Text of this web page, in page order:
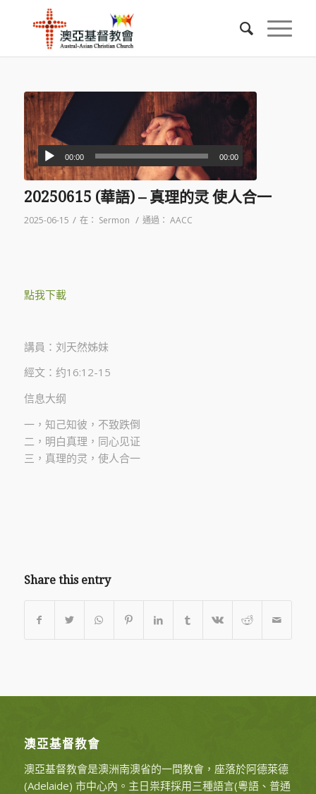
00:00 00:00
20250615 (華語) – 真理的灵 使人合一
2025-06-15 / 在： Sermon / 通過： AACC
點我下載
講員：刘天然姊妹
經文：约16:12-15
信息大纲
一，知己知彼，不致跌倒
二，明白真理，同心见证
三，真理的灵，使人合一
Share this entry
澳亞基督教會
澳亞基督教會是澳洲南澳省的一間教會，座落於阿德萊德
(Adelaide) 市中心內。主日祟拜採用三種語言(粵語、普通